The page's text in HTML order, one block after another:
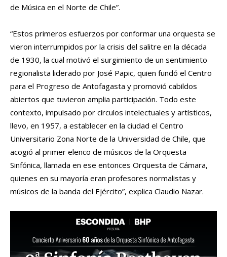
de Música en el Norte de Chile”.
“Estos primeros esfuerzos por conformar una orquesta se
vieron interrumpidos por la crisis del salitre en la década
de 1930, la cual motivó el surgimiento de un sentimiento
regionalista liderado por José Papic, quien fundó el Centro
para el Progreso de Antofagasta y promovió cabildos
abiertos que tuvieron amplia participación. Todo este
contexto, impulsado por círculos intelectuales y artísticos,
llevo, en 1957, a establecer en la ciudad el Centro
Universitario Zona Norte de la Universidad de Chile, que
acogió al primer elenco de músicos de la Orquesta
Sinfónica, llamada en ese entonces Orquesta de Cámara,
quienes en su mayoría eran profesores normalistas y
músicos de la banda del Ejército”, explica Claudio Nazar.